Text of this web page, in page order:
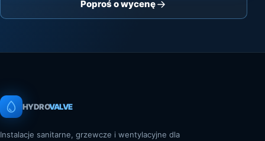
Poproś o wycenę
HYDROVALVE
Instalacje sanitarne, grzewcze i wentylacyjne dla